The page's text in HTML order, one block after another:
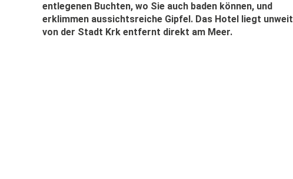
entlegenen Buchten, wo Sie auch baden können, und
erklimmen aussichtsreiche Gipfel. Das Hotel liegt unweit
von der Stadt Krk entfernt direkt am Meer.